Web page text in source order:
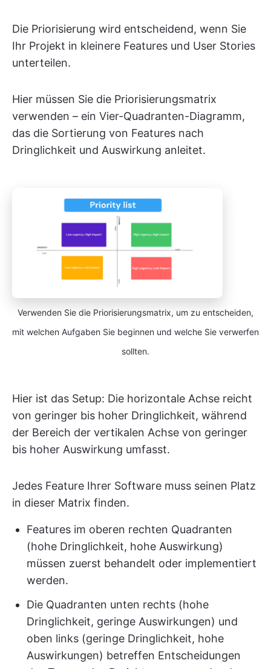
Die Priorisierung wird entscheidend, wenn Sie
Ihr Projekt in kleinere Features und User Stories
unterteilen.
Hier müssen Sie die Priorisierungsmatrix
verwenden – ein Vier-Quadranten-Diagramm,
das die Sortierung von Features nach
Dringlichkeit und Auswirkung anleitet.
Verwenden Sie die Priorisierungsmatrix, um zu entscheiden,
mit welchen Aufgaben Sie beginnen und welche Sie verwerfen
sollten.
Hier ist das Setup: Die horizontale Achse reicht
von geringer bis hoher Dringlichkeit, während
der Bereich der vertikalen Achse von geringer
bis hoher Auswirkung umfasst.
Jedes Feature Ihrer Software muss seinen Platz
in dieser Matrix finden.
Features im oberen rechten Quadranten
(hohe Dringlichkeit, hohe Auswirkung)
müssen zuerst behandelt oder implementiert
werden.
Die Quadranten unten rechts (hohe
Dringlichkeit, geringe Auswirkungen) und
oben links (geringe Dringlichkeit, hohe
Auswirkungen) betreffen Entscheidungen